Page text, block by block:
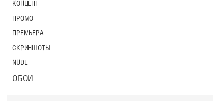
КОНЦЕПТ
ПРОМО
ПРЕМЬЕРА
СКРИНШОТЫ
NUDE
ОБОИ